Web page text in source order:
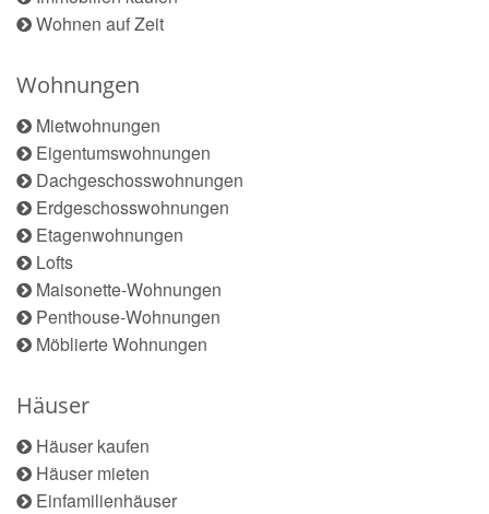
Wohnen auf Zeit
Wohnungen
Mietwohnungen
Eigentumswohnungen
Dachgeschosswohnungen
Erdgeschosswohnungen
Etagenwohnungen
Lofts
Maisonette-Wohnungen
Penthouse-Wohnungen
Möblierte Wohnungen
Häuser
Häuser kaufen
Häuser mieten
Einfamilienhäuser